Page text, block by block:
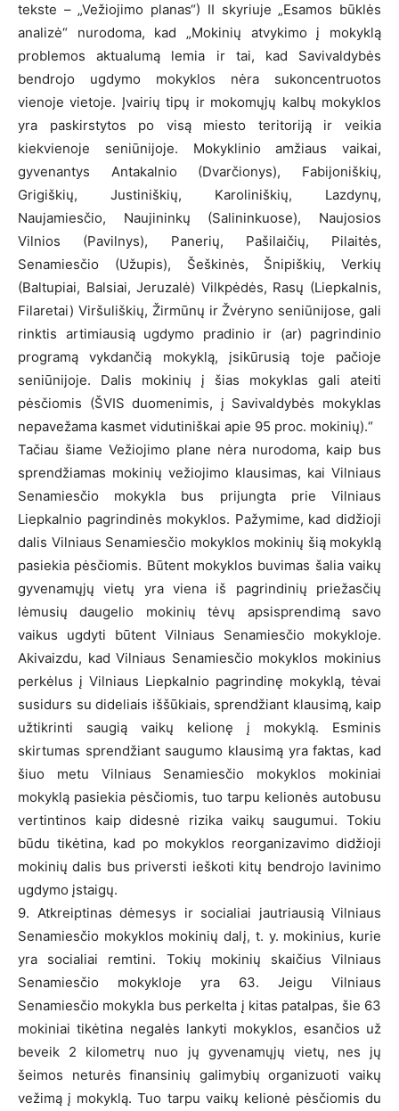
tekste – „Vežiojimo planas“) II skyriuje „Esamos būklės
analizė“ nurodoma, kad „Mokinių atvykimo į mokyklą
problemos aktualumą lemia ir tai, kad Savivaldybės
bendrojo ugdymo mokyklos nėra sukoncentruotos
vienoje vietoje. Įvairių tipų ir mokomųjų kalbų mokyklos
yra paskirstytos po visą miesto teritoriją ir veikia
kiekvienoje seniūnijoje. Mokyklinio amžiaus vaikai,
gyvenantys Antakalnio (Dvarčionys), Fabijoniškių,
Grigiškių, Justiniškių, Karoliniškių, Lazdynų,
Naujamiesčio, Naujininkų (Salininkuose), Naujosios
Vilnios (Pavilnys), Panerių, Pašilaičių, Pilaitės,
Senamiesčio (Užupis), Šeškinės, Šnipiškių, Verkių
(Baltupiai, Balsiai, Jeruzalė) Vilkpėdės, Rasų (Liepkalnis,
Filaretai) Viršuliškių, Žirmūnų ir Žvėryno seniūnijose, gali
rinktis artimiausią ugdymo pradinio ir (ar) pagrindinio
programą vykdančią mokyklą, įsikūrusią toje pačioje
seniūnijoje. Dalis mokinių į šias mokyklas gali ateiti
pėsčiomis (ŠVIS duomenimis, į Savivaldybės mokyklas
nepavežama kasmet vidutiniškai apie 95 proc. mokinių).“
Tačiau šiame Vežiojimo plane nėra nurodoma, kaip bus
sprendžiamas mokinių vežiojimo klausimas, kai Vilniaus
Senamiesčio mokykla bus prijungta prie Vilniaus
Liepkalnio pagrindinės mokyklos. Pažymime, kad didžioji
dalis Vilniaus Senamiesčio mokyklos mokinių šią mokyklą
pasiekia pėsčiomis. Būtent mokyklos buvimas šalia vaikų
gyvenamųjų vietų yra viena iš pagrindinių priežasčių
lėmusių daugelio mokinių tėvų apsisprendimą savo
vaikus ugdyti būtent Vilniaus Senamiesčio mokykloje.
Akivaizdu, kad Vilniaus Senamiesčio mokyklos mokinius
perkėlus į Vilniaus Liepkalnio pagrindinę mokyklą, tėvai
susidurs su dideliais iššūkiais, sprendžiant klausimą, kaip
užtikrinti saugią vaikų kelionę į mokyklą. Esminis
skirtumas sprendžiant saugumo klausimą yra faktas, kad
šiuo metu Vilniaus Senamiesčio mokyklos mokiniai
mokyklą pasiekia pėsčiomis, tuo tarpu kelionės autobusu
vertintinos kaip didesnė rizika vaikų saugumui. Tokiu
būdu tikėtina, kad po mokyklos reorganizavimo didžioji
mokinių dalis bus priversti ieškoti kitų bendrojo lavinimo
ugdymo įstaigų.
9. Atkreiptinas dėmesys ir socialiai jautriausią Vilniaus
Senamiesčio mokyklos mokinių dalį, t. y. mokinius, kurie
yra socialiai remtini. Tokių mokinių skaičius Vilniaus
Senamiesčio mokykloje yra 63. Jeigu Vilniaus
Senamiesčio mokykla bus perkelta į kitas patalpas, šie 63
mokiniai tikėtina negalės lankyti mokyklos, esančios už
beveik 2 kilometrų nuo jų gyvenamųjų vietų, nes jų
šeimos neturės finansinių galimybių organizuoti vaikų
vežimą į mokyklą. Tuo tarpu vaikų kelionė pėsčiomis du